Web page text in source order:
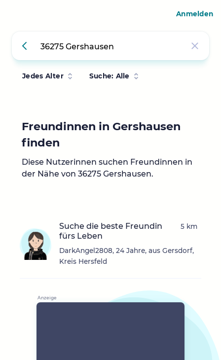
Jedes Alter Suche: Alle
Freundinnen in Gershausen
finden
Diese Nutzerinnen suchen Freundinnen in
der Nähe von 36275 Gershausen.
Suche die beste Freundin
fürs Leben
DarkAngel2808, 24 Jahre, aus Gersdorf,
Kreis Hersfeld
5 km
Anmelden